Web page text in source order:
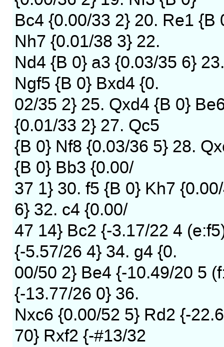
Bc4 {0.00/33 2} 20. Re1 {B
Nh7 {0.01/38 3} 22.
Nd4 {B 0} a3 {0.03/35 6}
Ngf5 {B 0} Bxd4 {0.
02/35 2} 25. Qxd4 {B 0}
{0.01/33 2} 27. Qc5
{B 0} Nf8 {0.03/36 5} 28.
{B 0} Bb3 {0.00/
37 1} 30. f5 {B 0} Kh7
6} 32. c4 {0.00/
47 14} Bc2 {-3.17/22 4
{-5.57/26 4} 34. g4 {0.
00/50 2} Be4 {-10.49/20 5
{-13.77/26 0} 36.
Nxc6 {0.00/52 5} Rd2 {-
70} Rxf2 {-#13/32